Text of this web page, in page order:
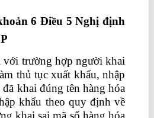
6 Điều 5 Nghị định
trường hợp người khai
thủ tục xuất khẩu, nhập
khai đúng tên hàng hóa
khẩu theo quy định về